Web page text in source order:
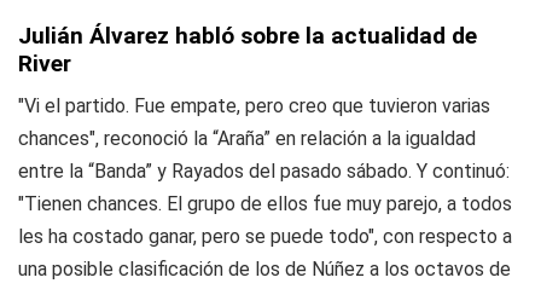
Julián Álvarez habló sobre la actualidad de
River
"Vi el partido. Fue empate, pero creo que tuvieron varias
chances", reconoció la “Araña” en relación a la igualdad
entre la “Banda” y Rayados del pasado sábado. Y continuó:
"Tienen chances. El grupo de ellos fue muy parejo, a todos
les ha costado ganar, pero se puede todo", con respecto a
una posible clasificación de los de Núñez a los octavos de